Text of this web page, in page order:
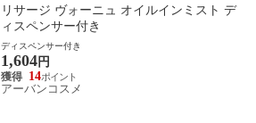
リサージ ヴォーニュ オイルインミスト デ
ィスペンサー付き
ディスペンサー付き
1,604円
14
アーバンコスメ